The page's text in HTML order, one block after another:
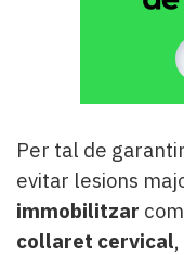
Per tal de
evitar lesions
immobilitzar
collaret cervical